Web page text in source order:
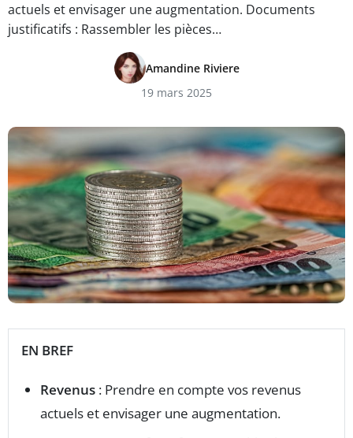
actuels et envisager une augmentation. Documents
justificatifs : Rassembler les pièces…
Amandine Riviere
19 mars 2025
EN BREF
Revenus : Prendre en compte vos revenus
actuels et envisager une augmentation.